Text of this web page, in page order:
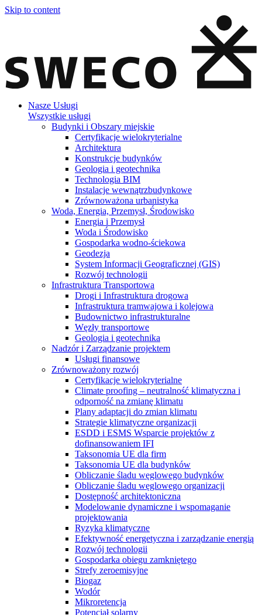
Skip to content
Nasze Usługi
Wszystkie usługi
Budynki i Obszary miejskie
Certyfikacje wielokryterialne
Architektura
Konstrukcje budynków
Geologia i geotechnika
Technologia BIM
Instalacje wewnątrzbudynkowe
Zrównoważona urbanistyka
Woda, Energia, Przemysł, Środowisko
Energia i Przemysł
Woda i Środowisko
Gospodarka wodno-ściekowa
Geodezja
System Informacji Geograficznej (GIS)
Rozwój technologii
Infrastruktura Transportowa
Drogi i Infrastruktura drogowa
Infrastruktura tramwajowa i kolejowa
Budownictwo infrastrukturalne
Węzły transportowe
Geologia i geotechnika
Nadzór i Zarządzanie projektem
Usługi finansowe
Zrównoważony rozwój
Certyfikacje wielokryterialne
Climate proofing – neutralność klimatyczna i
odporność na zmianę klimatu
Plany adaptacji do zmian klimatu
Strategie klimatyczne organizacji
ESDD i ESMS Wsparcie projektów z
dofinansowaniem IFI
Taksonomia UE dla firm
Taksonomia UE dla budynków
Obliczanie śladu węglowego budynków
Obliczanie śladu węglowego organizacji
Dostępność architektoniczna
Modelowanie dynamiczne i wspomaganie
projektowania
Ryzyka klimatyczne
Efektywność energetyczna i zarządzanie energią
Rozwój technologii
Gospodarka obiegu zamkniętego
Strefy zeroemisyjne
Biogaz
Wodór
Mikroretencja
Potencjał solarny